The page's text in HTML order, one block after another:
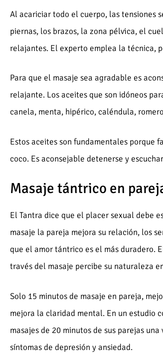
Al acariciar todo el cuerpo, las tensiones
piernas, los brazos, la zona pélvica, el
relajantes. El experto emplea la técnica,
Para que el masaje sea agradable es
relajante. Los aceites que son idóneos
canela, menta, hipérico, caléndula,
Estos aceites son fundamentales porque
coco. Es aconsejable detenerse y
Masaje tántrico en
El Tantra dice que el placer sexual debe
masaje la pareja mejora su relación, los
que el amor tántrico es el más duradero.
través del masaje percibe su naturaleza
Solo 15 minutos de masaje en pareja,
mejora la claridad mental. En un estudio
masajes de 20 minutos de sus parejas
síntomas de depresión y ansiedad.